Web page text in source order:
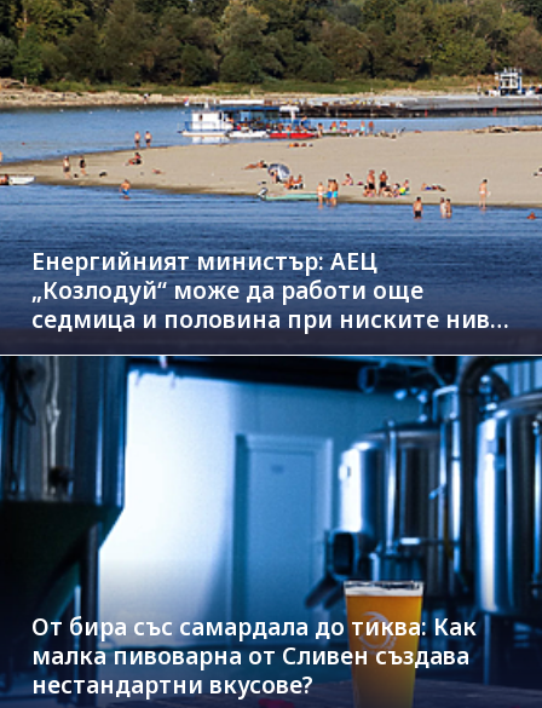
Енергийният министър: АЕЦ
„Козлодуй“ може да работи още
седмица и половина при ниските нива
на Дунав
От бира със самардала до тиква: Как
малка пивоварна от Сливен създава
нестандартни вкусове?